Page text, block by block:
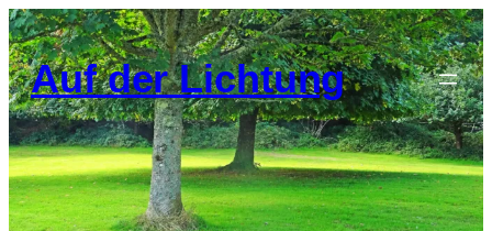
Zum
Inhalt
springen
Auf der Lichtung